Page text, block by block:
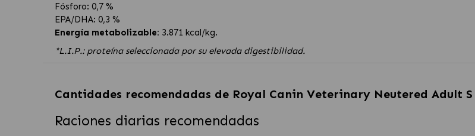
Fósforo: 0,7 %
EPA/DHA: 0,3 %
Energía metabolizable: 3.871 kcal/kg.
*L.I.P.: proteína seleccionada por su elevada digestibilidad.
Cantidades recomendadas de Royal Canin Veterinary Neutered Adult
Raciones diarias recomendadas